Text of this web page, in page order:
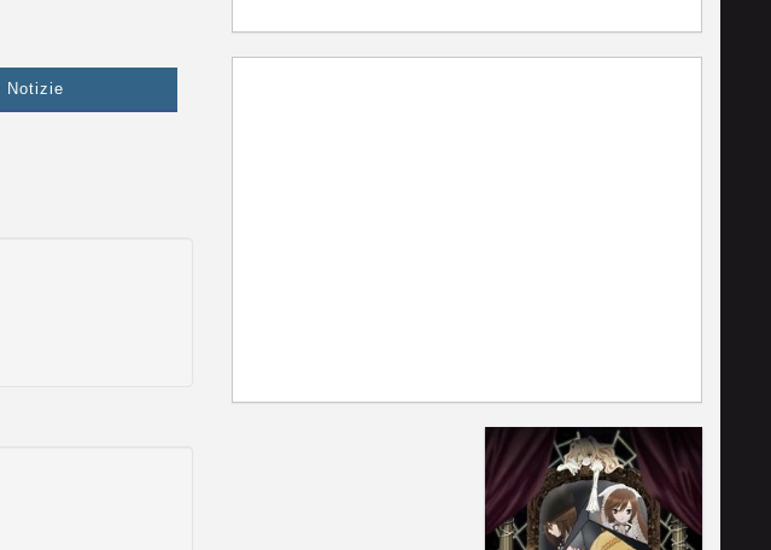
Notizie